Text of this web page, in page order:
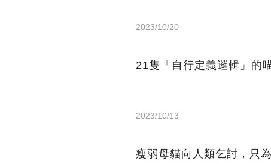
2023/10/20
21隻「自行定義邏輯」的
2023/10/13
瘦弱母貓向人類乞討，只